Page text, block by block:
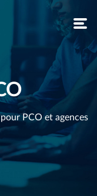
PCO et agences